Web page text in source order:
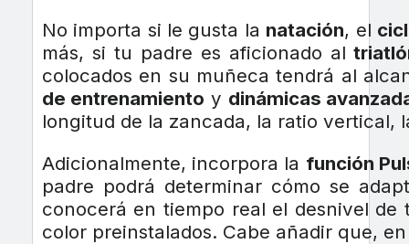
No importa si le gusta la natación, el
más, si tu padre es aficionado al
colocados en su muñeca tendrá al
de entrenamiento y dinámicas
longitud de la zancada, la ratio vertical,
Adicionalmente, incorpora la función
padre podrá determinar cómo se
conocerá en tiempo real el desnivel de
color preinstalados. Cabe añadir que,